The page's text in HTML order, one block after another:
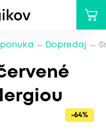
Dopredaj
-64%